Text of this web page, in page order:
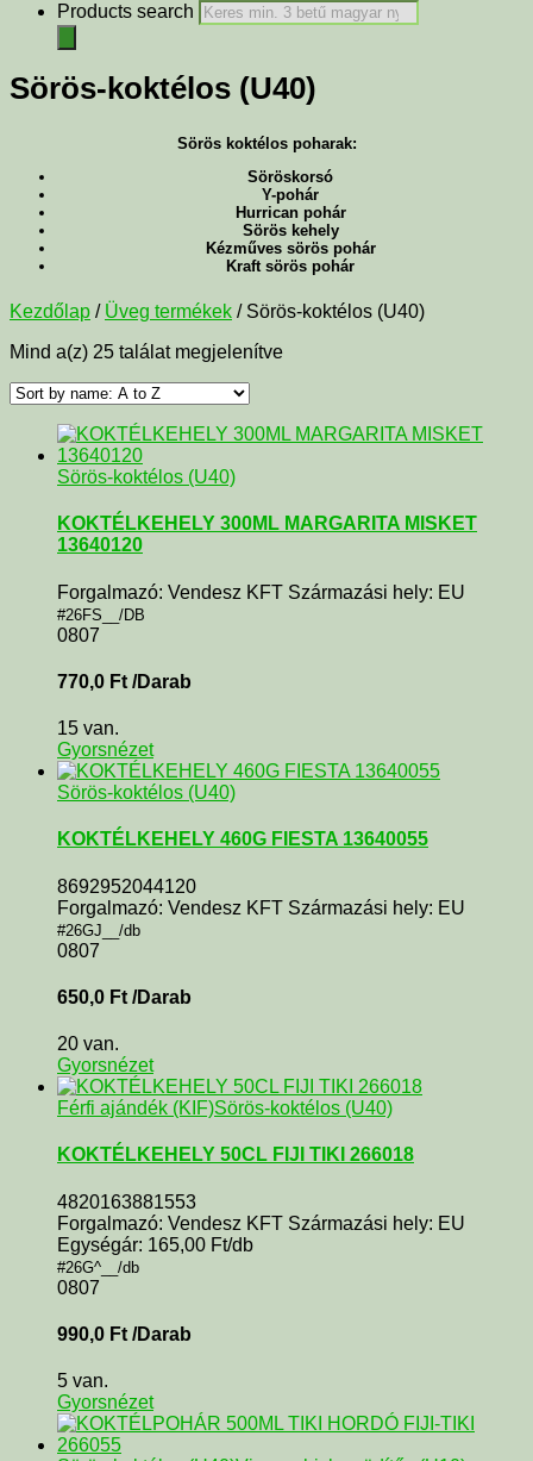
Products search
Sörös-koktélos (U40)
Sörös koktélos poharak:
Söröskorsó
Y-pohár
Hurrican pohár
Sörös kehely
Kézműves sörös pohár
Kraft sörös pohár
Kezdőlap / Üveg termékek / Sörös-koktélos (U40)
Mind a(z) 25 találat megjelenítve
Sörös-koktélos (U40)
KOKTÉLKEHELY 300ML MARGARITA MISKET
13640120
Forgalmazó: Vendesz KFT Származási hely: EU
#26FS__/DB
0807
770,0 Ft /Darab
15 van.
Gyorsnézet
Sörös-koktélos (U40)
KOKTÉLKEHELY 460G FIESTA 13640055
8692952044120
Forgalmazó: Vendesz KFT Származási hely: EU
#26GJ__/db
0807
650,0 Ft /Darab
20 van.
Gyorsnézet
Férfi ajándék (KIF)Sörös-koktélos (U40)
KOKTÉLKEHELY 50CL FIJI TIKI 266018
4820163881553
Forgalmazó: Vendesz KFT Származási hely: EU
Egységár: 165,00 Ft/db
#26G^__/db
0807
990,0 Ft /Darab
5 van.
Gyorsnézet